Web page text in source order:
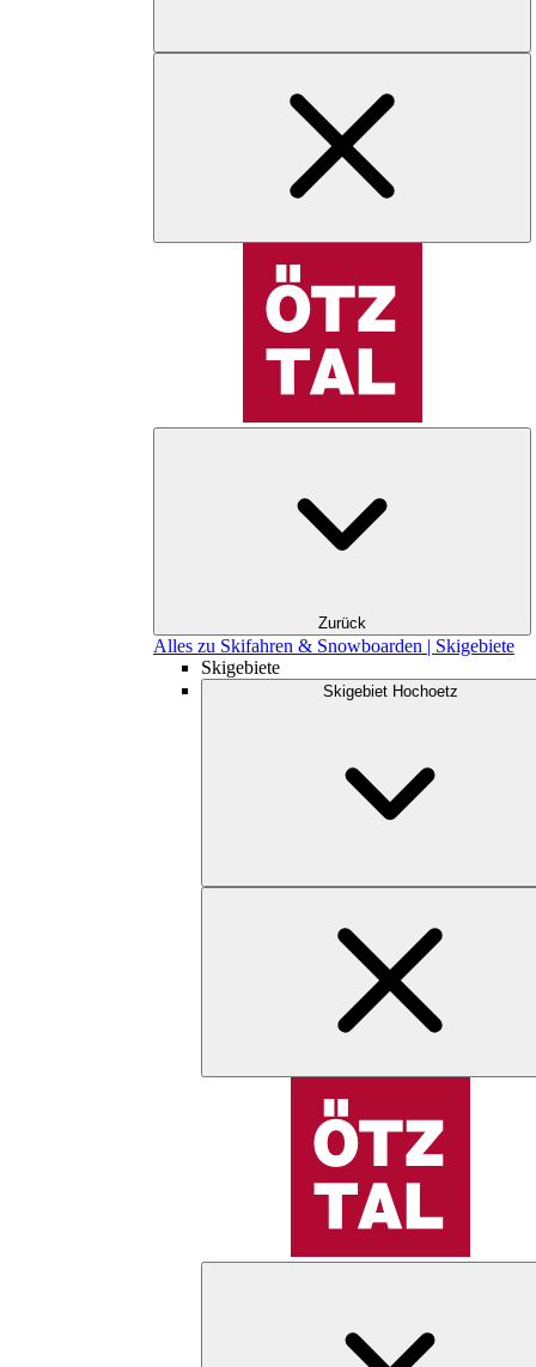
Zurück
Alles zu Skifahren & Snowboarden | Skigebiete
Skigebiete
Skigebiet Hochoetz